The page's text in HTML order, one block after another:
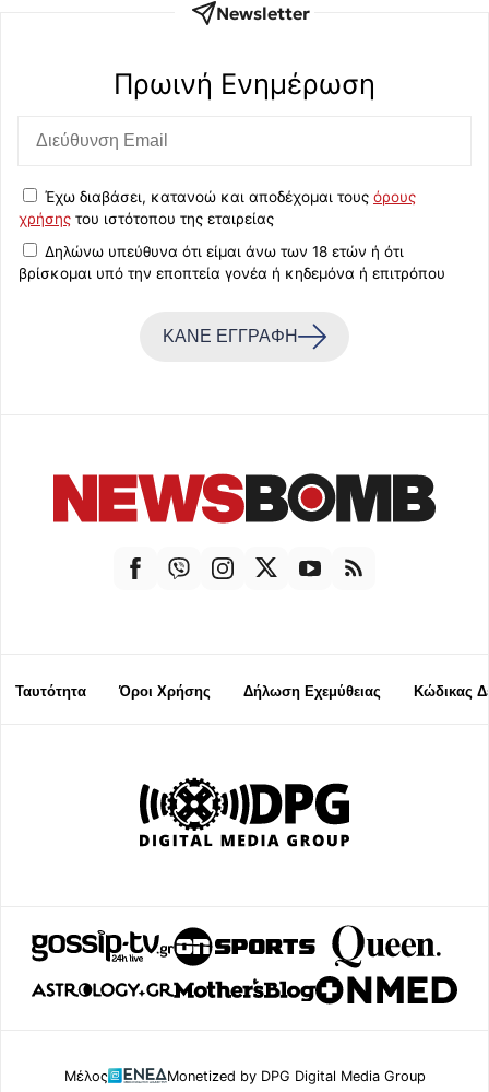
Newsletter
Πρωινή Eνημέρωση
Έχω διαβάσει, κατανοώ και αποδέχομαι τους όρους
χρήσης του ιστότοπου της εταιρείας
Δηλώνω υπεύθυνα ότι είμαι άνω των 18 ετών ή ότι
βρίσκομαι υπό την εποπτεία γονέα ή κηδεμόνα ή επιτρόπου
ΚΑΝΕ ΕΓΓΡΑΦΗ
Ταυτότητα Όροι Χρήσης Δήλωση Εχεμύθειας Κώδικας
Μέλος Monetized by DPG Digital Media Group